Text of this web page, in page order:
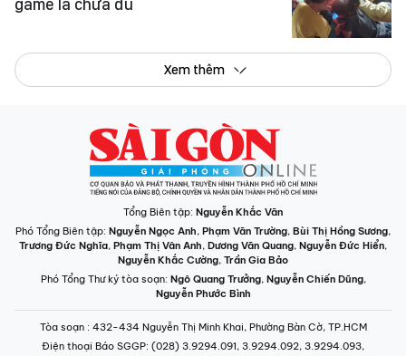
Xem thêm
Tổng Biên tập: Nguyễn Khắc Văn
Phó Tổng Biên tập: Nguyễn Ngọc Anh, Phạm Văn Trường, Bùi Thị Hồng Sương,
Trương Đức Nghĩa, Phạm Thị Vân Anh, Dương Văn Quang, Nguyễn Đức Hiển,
Nguyễn Khắc Cường, Trần Gia Bảo
Phó Tổng Thư ký tòa soạn: Ngô Quang Trưởng, Nguyễn Chiến Dũng,
Nguyễn Phước Bình
Tòa soạn : 432-434 Nguyễn Thị Minh Khai, Phường Bàn Cờ, TP.HCM
Điện thoại Báo SGGP: (028) 3.9294.091, 3.9294.092, 3.9294.093,